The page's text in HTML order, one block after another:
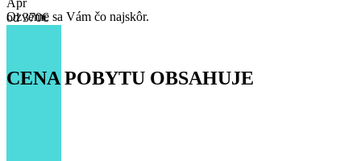
Apr
od 370€
Ozveme sa Vám čo najskôr.
CENA POBYTU OBSAHUJE